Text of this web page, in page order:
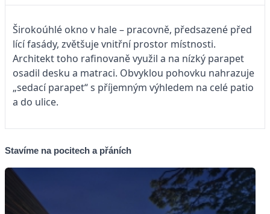
Širokoúhlé okno v hale – pracovně, předsazené před
lící fasády, zvětšuje vnitřní prostor místnosti.
Architekt toho rafinovaně využil a na nízký parapet
osadil desku a matraci. Obvyklou pohovku nahrazuje
„sedací parapet“ s příjemným výhledem na celé patio
a do ulice.
Stavíme na pocitech a přáních